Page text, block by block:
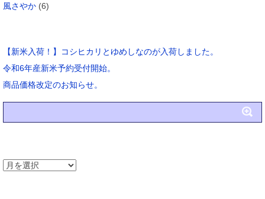
風さやか (6)
【新米入荷！】コシヒカリとゆめしなのが入荷しました。
令和6年産新米予約受付開始。
商品価格改定のお知らせ。
ア